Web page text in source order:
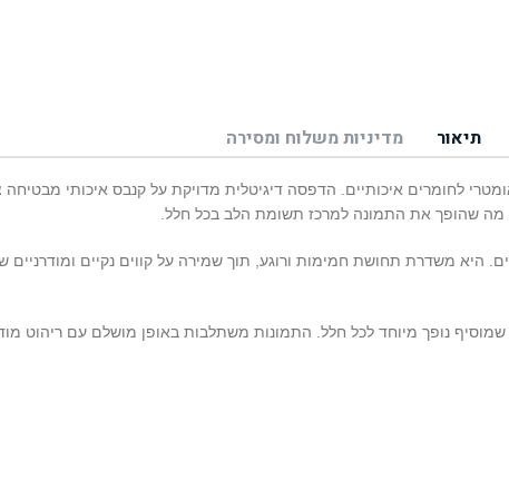
תיאור מדיניות משלוח ומסירה
לחומרים איכותיים. הדפסה דיגיטלית מדויקת על קנבס איכותי מבטיחה
מה שהופך את התמונה למרכז תשומת הלב בכל חלל.
היא משדרת תחושת חמימות ורוגע, תוך שמירה על קווים נקיים ומודרניים
נופך מיוחד לכל חלל. התמונות משתלבות באופן מושלם עם ריהוט